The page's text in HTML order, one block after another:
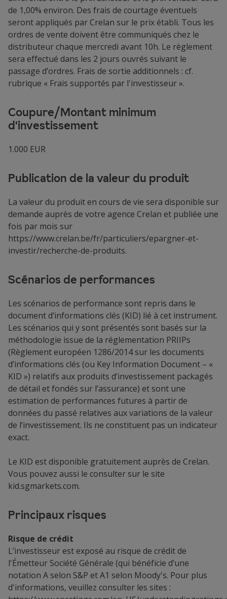
de 1,00% environ. Des frais de courtage éventuels
seront appliqués par Crelan sur le prix établi. Tous les
ordres de vente doivent être communiqués chez le
distributeur chaque mercredi avant 10h. Le règlement
sera effectué dans les 2 jours ouvrés suivant le
passage d’ordres. Frais de sortie additionnels : cf.
rubrique « Frais supportés par l'investisseur ».
Coupure/Montant minimum
d'investissement
1.000 EUR
Publication de la valeur du produit
La valeur du produit en cours de vie sera disponible sur
demande auprès de votre agence Crelan et publiée une
fois par mois sur
https://www.crelan.be/fr/particuliers/epargner-et-
investir/recherche-de-produits.
Scénarios de performances
Les scénarios de performance sont repris dans le
document d’informations clés (KID) lié à cet instrument.
Les scénarios qui y sont présentés sont basés sur la
méthodologie issue de la réglementation PRIIPs
(Règlement européen 1286/2014 sur les documents
d’informations clés (ou Key Information Document – «
KID ») relatifs aux produits d’investissement packagés
de détail et fondés sur l’assurance) et sont une
estimation de performances futures à partir de
données du passé relatives aux variations de la valeur
de l’investissement. Ils ne constituent pas un indicateur
exact.
Le KID est disponible gratuitement auprès de Crelan.
Vous pouvez aussi le consulter sur le site
kid.sgmarkets.com.
Principaux risques
Risque de crédit
L’investisseur est exposé au risque de crédit de
l'Émetteur Société Générale (qui bénéficie d’une
notation A selon S&P et A1 selon Moody's. Pour plus
d'informations, veuillez consulter les sites :